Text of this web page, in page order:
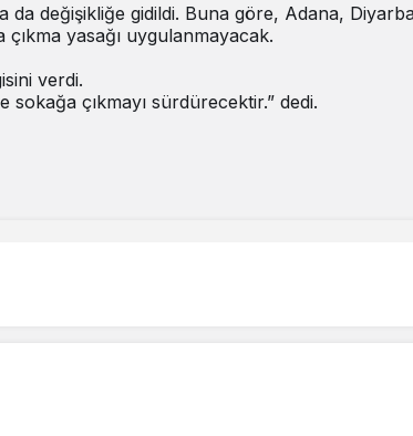
da değişikliğe gidildi. Buna göre, Adana,
çıkma yasağı uygulanmayacak.
verdi.
sokağa çıkmayı sürdürecektir.” dedi.